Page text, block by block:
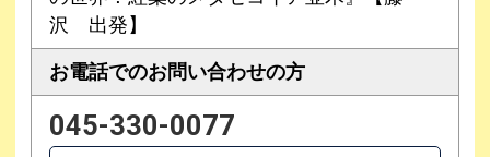
沢 出発】
お電話でのお問い合わせの方
045-330-0077